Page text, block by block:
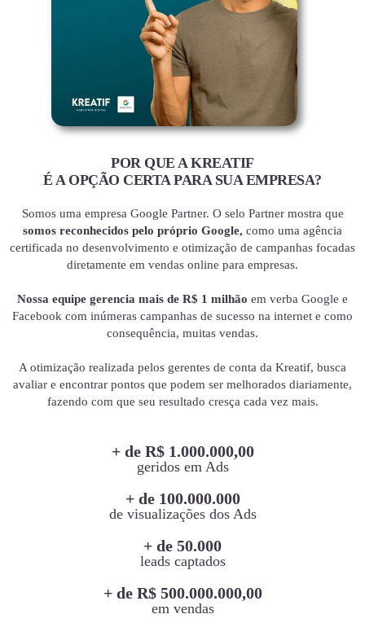
POR QUE A KREATIF
É A OPÇÃO CERTA PARA SUA EMPRESA?
Somos uma empresa Google Partner. O selo Partner mostra que
somos reconhecidos pelo próprio Google, como uma agência
certificada no desenvolvimento e otimização de campanhas focadas
diretamente em vendas online para empresas.
Nossa equipe gerencia mais de R$ 1 milhão em verba Google e
Facebook com inúmeras campanhas de sucesso na internet e como
consequência, muitas vendas.
A otimização realizada pelos gerentes de conta da Kreatif, busca
avaliar e encontrar pontos que podem ser melhorados diariamente,
fazendo com que seu resultado cresça cada vez mais.
+ de R$ 1.000.000,00
geridos em Ads
+ de 100.000.000
de visualizações dos Ads
+ de 50.000
leads captados
+ de R$ 500.000.000,00
em vendas